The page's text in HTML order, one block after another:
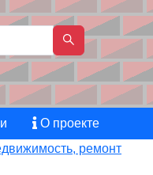
О проекте
ремонт